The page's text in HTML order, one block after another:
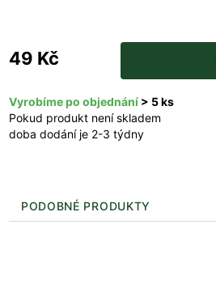
49 Kč
Vyrobíme po objednání > 5 ks
Pokud produkt není skladem
doba dodání je 2-3 týdny
PODOBNÉ PRODUKTY